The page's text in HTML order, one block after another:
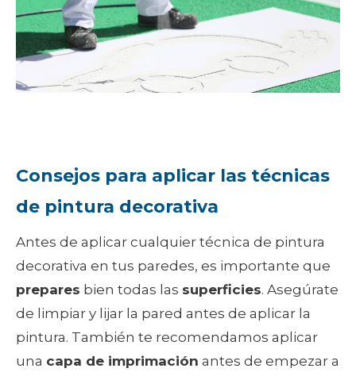
Consejos para aplicar las técnicas
de pintura decorativa
Antes de aplicar cualquier técnica de pintura
decorativa en tus paredes, es importante que
prepares bien todas las superficies. Asegúrate
de limpiar y lijar la pared antes de aplicar la
pintura. También te recomendamos aplicar
una capa de imprimación antes de empezar a